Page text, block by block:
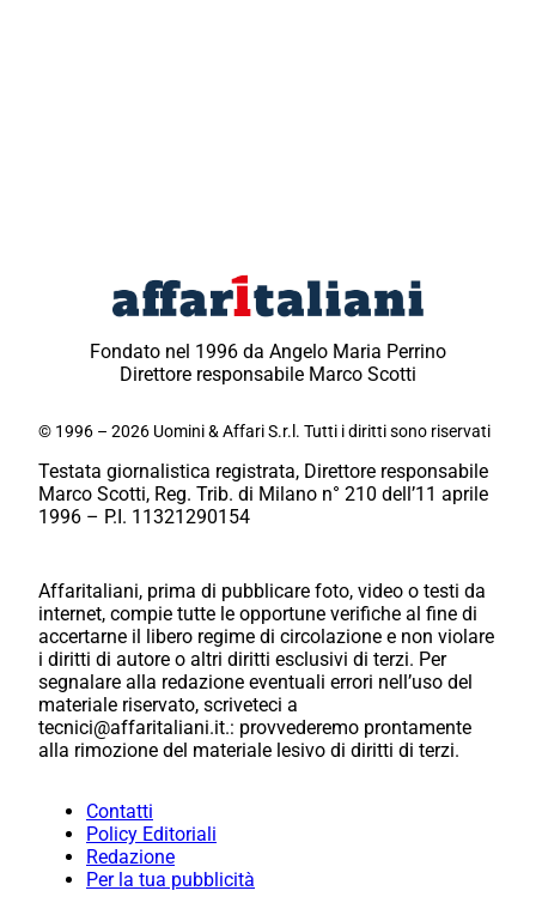
Fondato nel 1996 da Angelo Maria Perrino
Direttore responsabile Marco Scotti
© 1996 – 2026 Uomini & Affari S.r.l. Tutti i diritti sono riservati
Testata giornalistica registrata, Direttore responsabile
Marco Scotti, Reg. Trib. di Milano n° 210 dell’11 aprile
1996 – P.I. 11321290154
Affaritaliani, prima di pubblicare foto, video o testi da
internet, compie tutte le opportune verifiche al fine di
accertarne il libero regime di circolazione e non violare
i diritti di autore o altri diritti esclusivi di terzi. Per
segnalare alla redazione eventuali errori nell’uso del
materiale riservato, scriveteci a
tecnici@affaritaliani.it.: provvederemo prontamente
alla rimozione del materiale lesivo di diritti di terzi.
Contatti
Policy Editoriali
Redazione
Per la tua pubblicità